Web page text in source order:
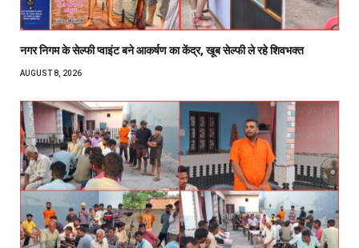
नगर निगम के सेल्फी प्वाइंट बने आकर्षण का केंद्र, खूब सेल्फी ले रहे शिवभक्त
AUGUST 8, 2026